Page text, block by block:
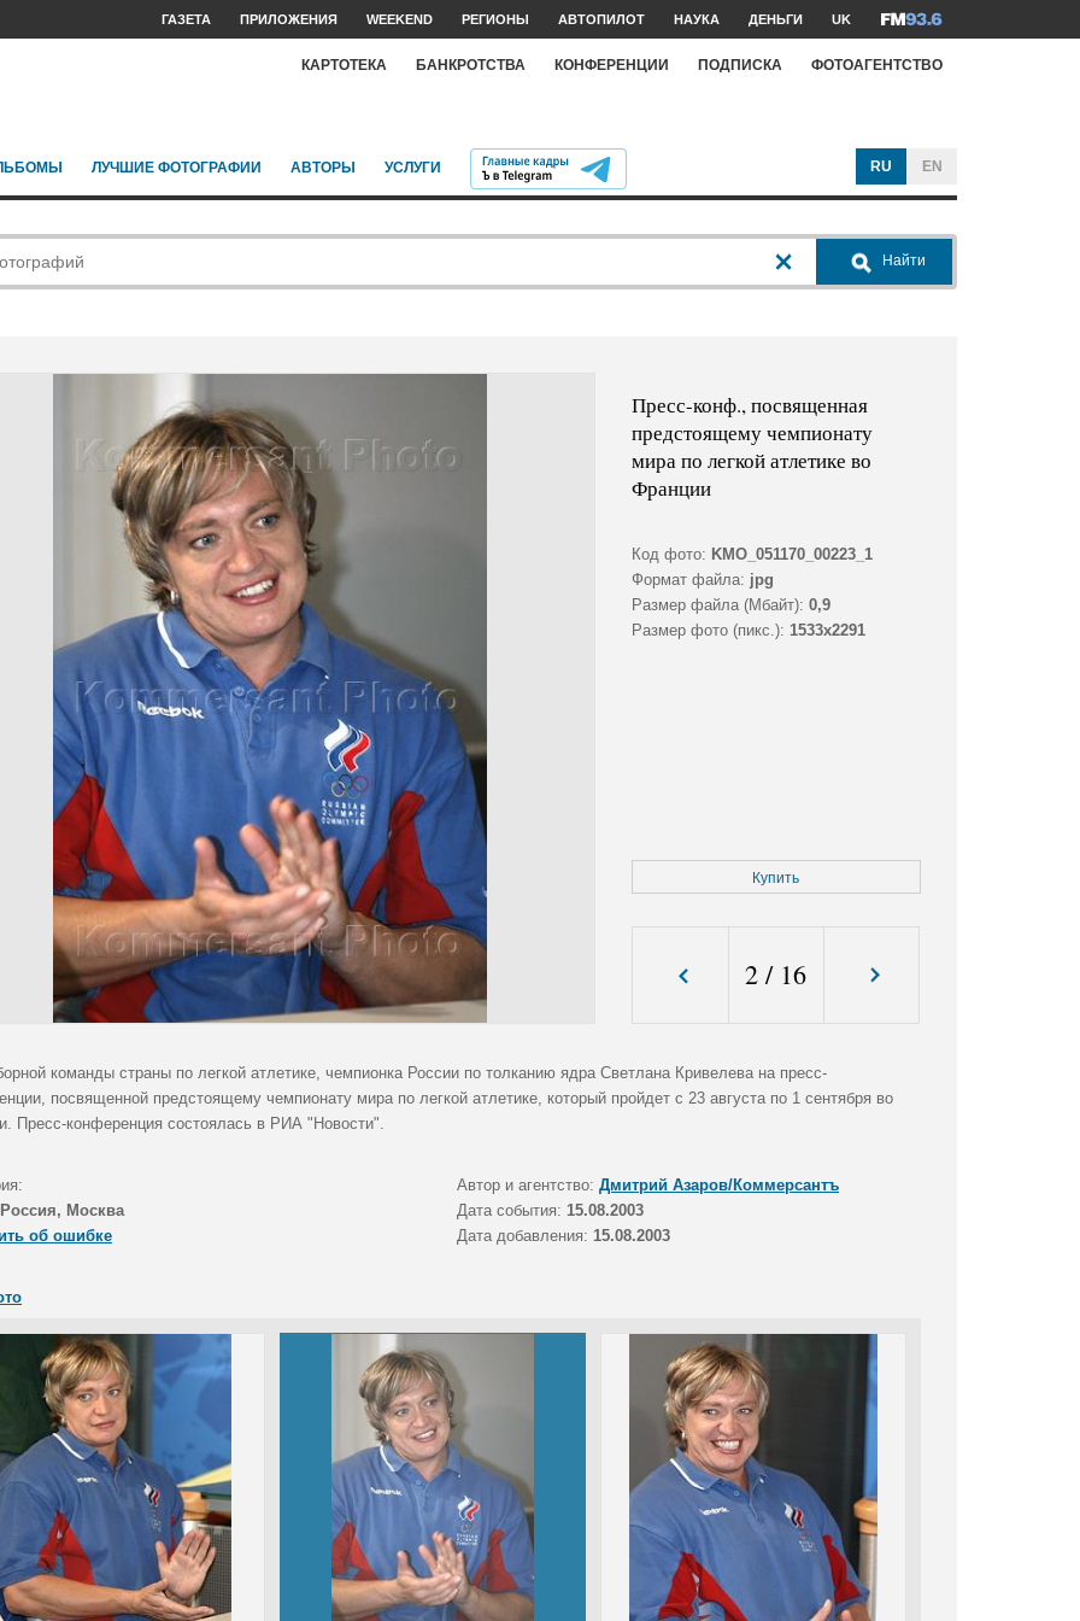
ГАЗЕТА ПРИЛОЖЕНИЯ WEEKEND РЕГИОНЫ АВТОПИЛОТ НАУКА ДЕНЬГИ UK
КАРТОТЕКА БАНКРОТСТВА КОНФЕРЕНЦИИ ПОДПИСКА ФОТОАГЕНТСТВО
ЛУЧШИЕ ФОТОГРАФИИ АВТОРЫ УСЛУГИ RU EN
Найти
Пресс-конф., посвященная
предстоящему чемпионату
мира по легкой атлетике во
Франции
Код фото: KMO_051170_00223_1
Формат файла: jpg
Размер файла (Мбайт): 0,9
Размер фото (пикс.): 1533x2291
Купить
2 / 16
команды страны по легкой атлетике, чемпионка России по толканию ядра Светлана Кривелева на пресс-
посвященной предстоящему чемпионату мира по легкой атлетике, который пройдет с 23 августа по 1 сентября во
Пресс-конференция состоялась в РИА "Новости".
Автор и агентство: Дмитрий Азаров/Коммерсантъ
Россия, Москва Дата события: 15.08.2003
об ошибке
Дата добавления: 15.08.2003